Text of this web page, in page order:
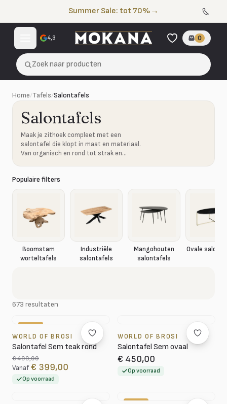
Summer Sale: tot 70% →
4,3 0
Zoek naar producten
Home/Tafels/Salontafels
Salontafels
Maak je zithoek compleet met een
salontafel die klopt in maat en materiaal.
Van organisch en rond tot strak en
Populaire filters
Boomstam
worteltafels
Industriële
salontafels
Mangohouten
salontafels
Ovale
673 resultaten
WORLD OF BROSI
Salontafel Sem teak rond
€ 499,00
Vanaf € 399,00
Op voorraad
WORLD OF BROSI
Salontafel Sem ovaal
€ 450,00
Op voorraad